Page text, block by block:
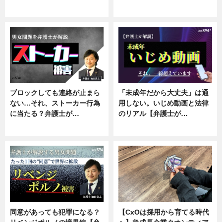
ブロックしても連絡が止まら
ない…それ、ストーカー行為
に当たる？弁護士が…
「未成年だから大丈夫」は通
用しない。いじめ動画と法律
のリアル【弁護士が…
同意があっても犯罪になる？
【CxOは採用から育てる時代